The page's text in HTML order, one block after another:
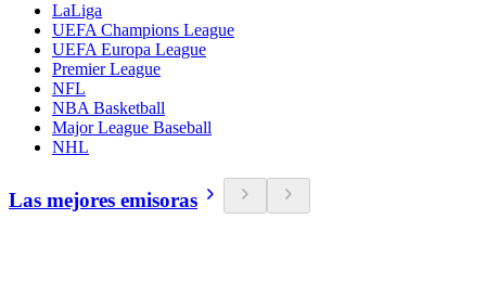
LaLiga
UEFA Champions League
UEFA Europa League
Premier League
NFL
NBA Basketball
Major League Baseball
NHL
Las mejores emisoras